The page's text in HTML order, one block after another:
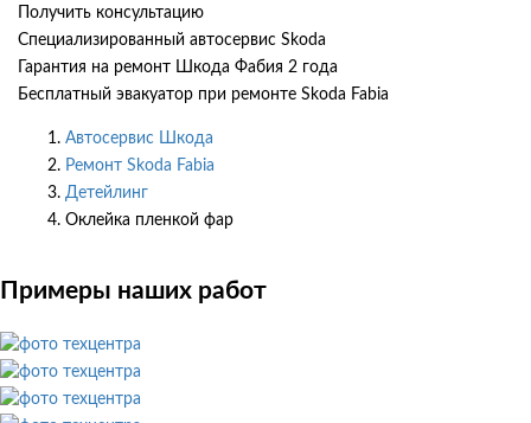
Получить консультацию
Специализированный автосервис Skoda
Гарантия на ремонт Шкода Фабия 2 года
Бесплатный эвакуатор при ремонте Skoda Fabia
Автосервис Шкода
Ремонт Skoda Fabia
Детейлинг
Оклейка пленкой фар
Примеры наших работ